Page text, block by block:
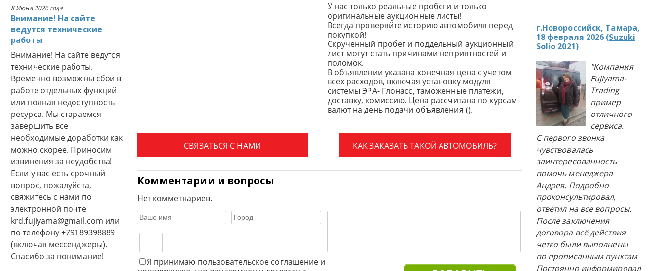
8 Июня 2026 года
Внимание! На сайте
ведутся технические
работы
Внимание! На сайте ведутся
технические работы.
Временно возможны сбои в
работе отдельных функций
или полная недоступность
ресурса. Мы стараемся
завершить все
необходимые доработки как
можно скорее. Приносим
извинения за неудобства!
Если у вас есть срочный
вопрос, пожалуйста,
свяжитесь с нами по
электронной почте
krd.fujiyama@gmail.com или
по телефону +79189398889
(включая мессенджеры).
Спасибо за понимание!
У нас только реальные пробеги и только
оригинальные аукционные листы!
Всегда проверяйте историю автомобиля перед
покупкой!
Скрученный пробег и поддельный аукционный
лист могут стать причинами неприятностей и
поломок.
В объявлении указана конечная цена с учетом
всех расходов, включая установку модуля
системы ЭРА- Глонасс, таможенные платежи,
доставку, комиссию. Цена рассчитана по курсам
валют на день подачи объявления ().
КАК ЗАКАЗАТЬ ТАКОЙ АВТОМОБИЛЬ?
СВЯЗАТЬСЯ С НАМИ
Комментарии и вопросы
Нет комметнариев.
Я принимаю пользовательское соглашение и
г.Новороссийск, Тамара,
18 февраля 2026 (Suzuki
Solio 2021)
"Компания
Fujiyama-
Trading
пример
отличного
сервиса.
С первого звонка
чувствовалась
заинтересованность
помочь менеджера
Андрея. Подробно
проконсультировал,
ответил на все вопросы.
После заключения
договора всё действия
четко были выполнены
по прописанным пунктам
Постоянно информировал